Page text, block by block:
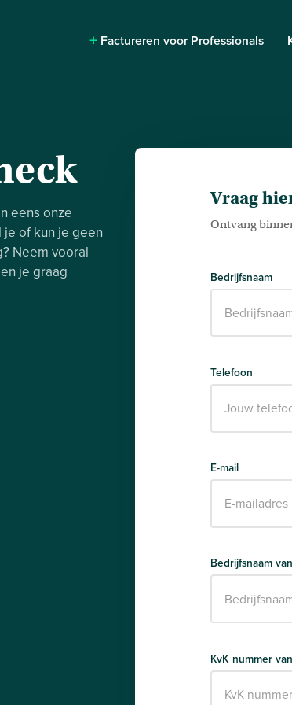
+ Factureren voor Professionals
eens onze
je of kun je geen
Neem vooral
je graag
Vraag
Ontvang
Bedrijfsnaam
Telefoon
E-mail
Bedrijfsnaam
KvK nummer